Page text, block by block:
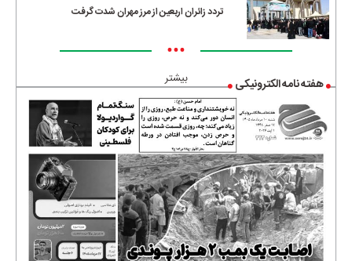
تردد زائران اربعین از مرز مهران شدت گرفت
•••
بیشتر هفته نامه الکترونیکی